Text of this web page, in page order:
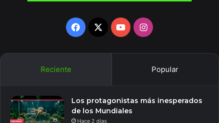
Facebook
X YouTubeInstagram
Reciente Popular
Los protagonistas más inesperados
de los Mundiales
Hace 2 días